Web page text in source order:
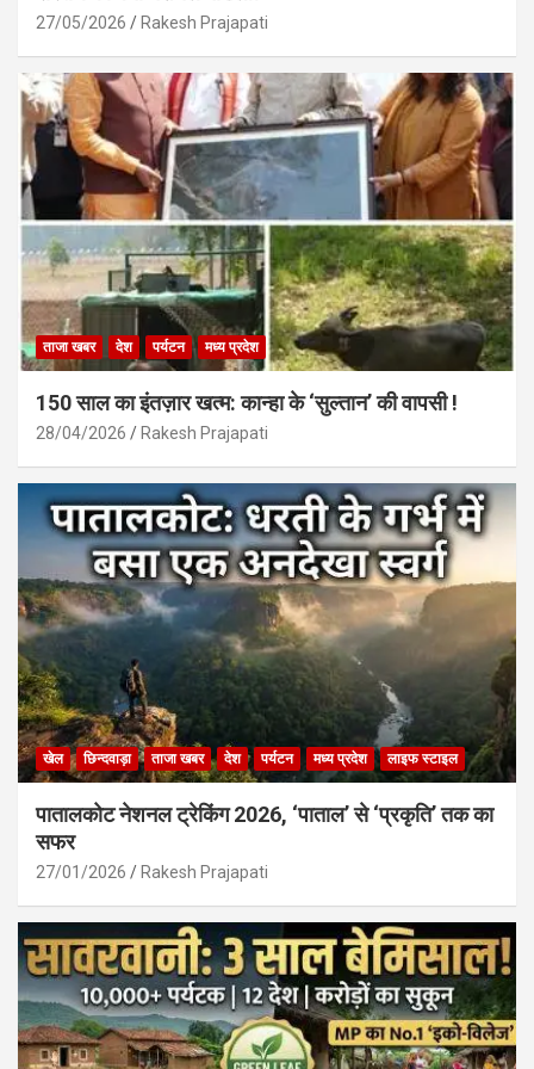
27/05/2026 Rakesh Prajapati
ताजा खबर देश पर्यटन मध्य प्रदेश
150 साल का इंतज़ार खत्म: कान्हा के ‘सुल्तान’ की वापसी !
28/04/2026 Rakesh Prajapati
खेल छिन्दवाड़ा ताजा खबर देश पर्यटन मध्य प्रदेश लाइफ स्टाइल
पातालकोट नेशनल ट्रेकिंग 2026, ‘पाताल’ से ‘प्रकृति’ तक का
सफर
27/01/2026 Rakesh Prajapati